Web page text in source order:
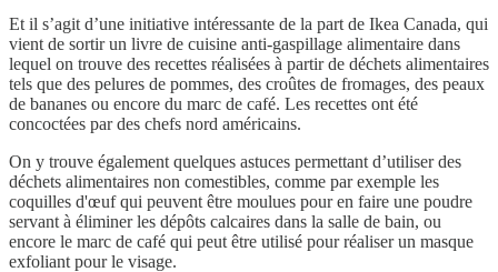
Et il s’agit d’une initiative intéressante de la part de Ikea Canada, qui
vient de sortir un livre de cuisine anti-gaspillage alimentaire dans
lequel on trouve des recettes réalisées à partir de déchets alimentaires
tels que des pelures de pommes, des croûtes de fromages, des peaux
de bananes ou encore du marc de café. Les recettes ont été
concoctées par des chefs nord américains.
On y trouve également quelques astuces permettant d’utiliser des
déchets alimentaires non comestibles, comme par exemple les
coquilles d'œuf qui peuvent être moulues pour en faire une poudre
servant à éliminer les dépôts calcaires dans la salle de bain, ou
encore le marc de café qui peut être utilisé pour réaliser un masque
exfoliant pour le visage.